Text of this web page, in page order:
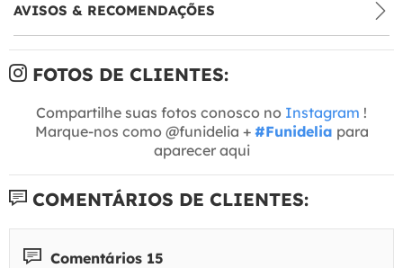
AVISOS & RECOMENDAÇÕES
FOTOS DE CLIENTES:
Compartilhe suas fotos conosco no Instagram !
Marque-nos como @funidelia + #Funidelia para
aparecer aqui
COMENTÁRIOS DE CLIENTES:
Comentários 15